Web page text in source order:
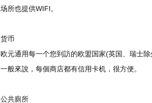
场所也提供WIFI。
货币
欧元通用每一个您到訪的欧盟国家(英国、瑞士
一般來說，每個商店都有信用卡机，很方便。
公共廁所